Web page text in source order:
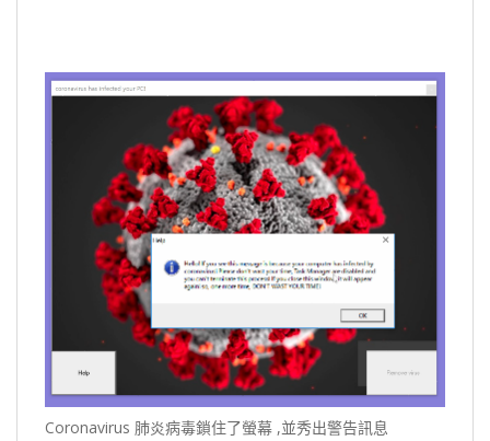
Coronavirus 肺炎病毒鎖住了螢幕 ,並秀出警告訊息